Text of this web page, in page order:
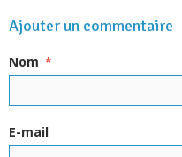
Ajouter un commentaire
Nom
E-mail